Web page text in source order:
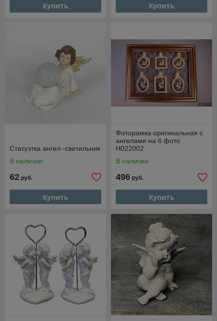
Купить Купить
Статуэтка ангел -светильник
В наличии
62 руб.
Купить
Фоторамка оригинальная с
ангелами на 6 фото
Н022002
В наличии
496 руб.
Купить